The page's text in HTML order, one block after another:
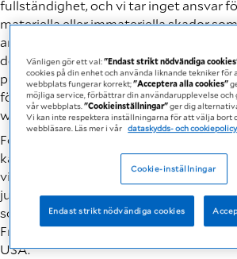
fullständighet, och vi tar inget ansvar
materiella eller immateriella skador
användningen av informationen som
denna webbplats, förutom när felaktig
publiceras avsiktligt eller med grov
förbehåll för det föregående sker
webbplatsen på användarens egen
För amerikanska
kanske inte tillåter vissa friskrivningar
vissa av undantagen ovan kanske inte
jurisdiktioner frånsäger vi oss garantier
som tillåts enligt tillämplig lag. VIKTIGT
Fresenius Kabis Fresubinprodukter är
USA.
Vänligen gör ett val:"Endast strikt nödvändiga
cookies på din enhet och använda liknande tekniker
webbplats fungerar korrekt;"Acceptera alla cookies"
möjliga service, förbättrar din användarupplevelse och
vår webbplats."Cookieinställningar"ger dig
Vi kan inte respektera inställningarna för att välja bort
webbläsare. Läs mer i vår dataskydds- och
Cookie-inställningar
Endast strikt nödvändiga cookies